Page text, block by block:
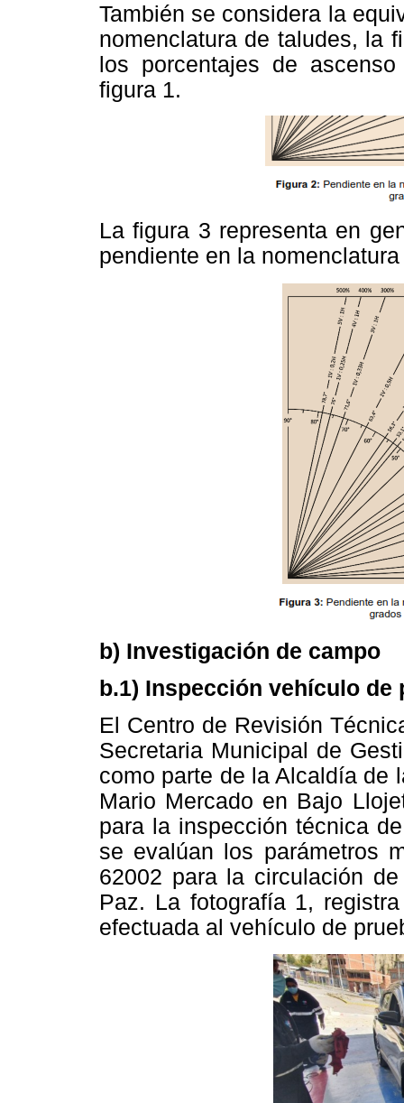
También se considera la
nomenclatura de taludes, la
los porcentajes de
figura 1.
La figura 3 representa en
pendiente en la
b) Investigación de campo
b.1) Inspección vehículo de
El Centro de Revisión
Secretaria Municipal de
como parte de la Alcaldía de
Mario Mercado en Bajo
para la inspección técnica
se evalúan los parámetros
62002 para la circulación
Paz. La fotografía 1,
efectuada al vehículo de